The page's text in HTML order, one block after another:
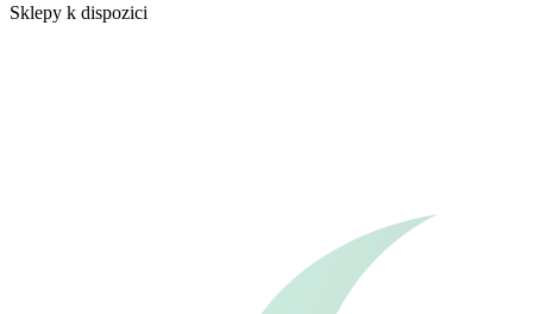
Sklepy k dispozici